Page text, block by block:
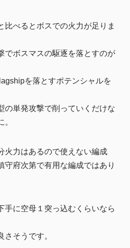
比べるとボスでの火力が足りま
でボスマスの駆逐を落とすのが
を落とすポテンシャルを
の単発攻撃で削っていくだけな
火力はあるので使えない編成
守府次第で有用な編成ではあり
手に空母１突っ込むくらいなら
そうです。